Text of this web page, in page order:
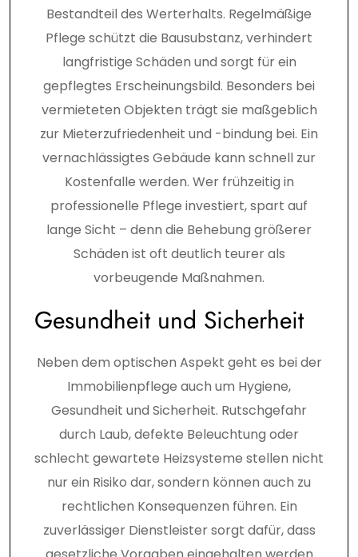
Bestandteil des Werterhalts. Regelmäßige
Pflege schützt die Bausubstanz, verhindert
langfristige Schäden und sorgt für ein
gepflegtes Erscheinungsbild. Besonders bei
vermieteten Objekten trägt sie maßgeblich
zur Mieterzufriedenheit und -bindung bei. Ein
vernachlässigtes Gebäude kann schnell zur
Kostenfalle werden. Wer frühzeitig in
professionelle Pflege investiert, spart auf
lange Sicht – denn die Behebung größerer
Schäden ist oft deutlich teurer als
vorbeugende Maßnahmen.
Gesundheit und Sicherheit
Neben dem optischen Aspekt geht es bei der
Immobilienpflege auch um Hygiene,
Gesundheit und Sicherheit. Rutschgefahr
durch Laub, defekte Beleuchtung oder
schlecht gewartete Heizsysteme stellen nicht
nur ein Risiko dar, sondern können auch zu
rechtlichen Konsequenzen führen. Ein
zuverlässiger Dienstleister sorgt dafür, dass